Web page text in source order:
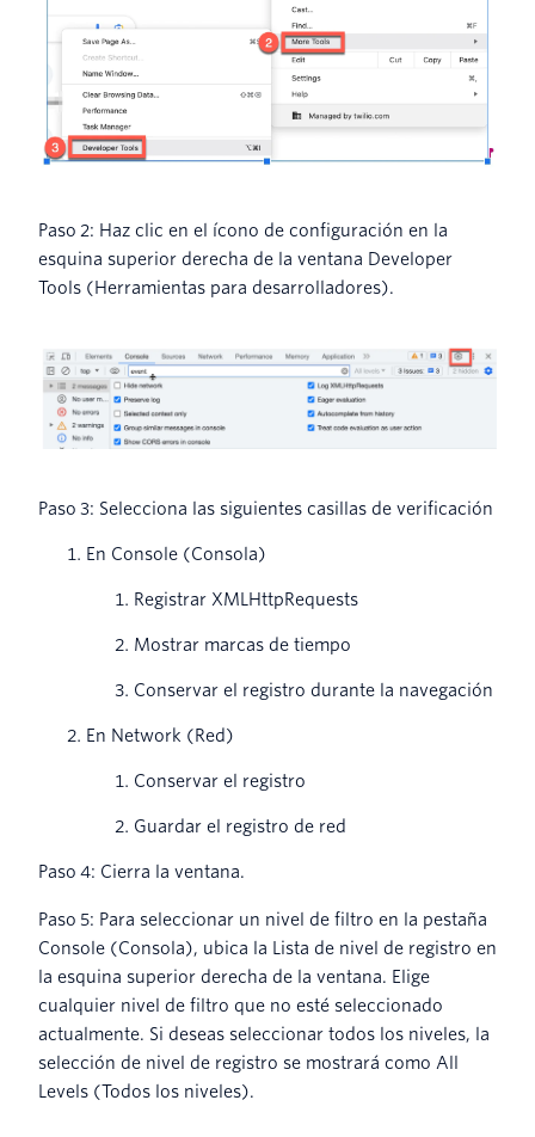
Paso 2: Haz clic en el ícono de configuración en la
esquina superior derecha de la ventana Developer
Tools (Herramientas para desarrolladores).
Paso 3: Selecciona las siguientes casillas de verificación
En Console (Consola)
Registrar XMLHttpRequests
Mostrar marcas de tiempo
Conservar el registro durante la navegación
En Network (Red)
Conservar el registro
Guardar el registro de red
Paso 4: Cierra la ventana.
Paso 5: Para seleccionar un nivel de filtro en la pestaña
Console (Consola), ubica la Lista de nivel de registro en
la esquina superior derecha de la ventana. Elige
cualquier nivel de filtro que no esté seleccionado
actualmente. Si deseas seleccionar todos los niveles, la
selección de nivel de registro se mostrará como All
Levels (Todos los niveles).